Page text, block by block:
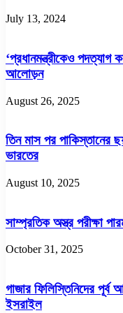
July 13, 2024
‘প্রধানমন্ত্রীকেও
আলোড়ন
August 26, 2025
তিন মাস পর পাকিস্তানের
ভারতের
August 10, 2025
সাম্প্রতিক অস্ত্র পরীক্ষা
October 31, 2025
গাজার ফিলিস্তিনিদের পূর্ব
ইসরাইল